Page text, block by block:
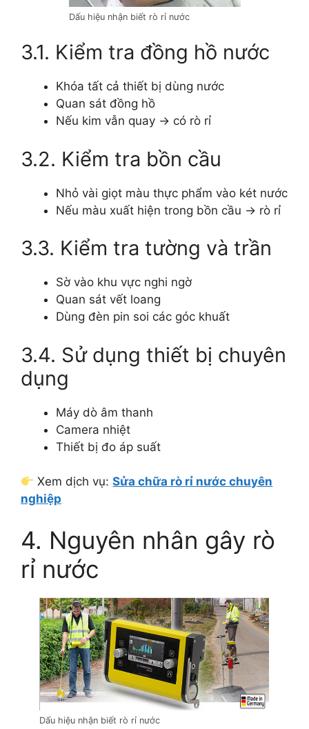
Dấu hiệu nhận biết rò rỉ nước
3.1. Kiểm tra đồng hồ nước
Khóa tất cả thiết bị dùng nước
Quan sát đồng hồ
Nếu kim vẫn quay → có rò rỉ
3.2. Kiểm tra bồn cầu
Nhỏ vài giọt màu thực phẩm vào két nước
Nếu màu xuất hiện trong bồn cầu → rò rỉ
3.3. Kiểm tra tường và trần
Sờ vào khu vực nghi ngờ
Quan sát vết loang
Dùng đèn pin soi các góc khuất
3.4. Sử dụng thiết bị chuyên
dụng
Máy dò âm thanh
Camera nhiệt
Thiết bị đo áp suất
Xem dịch vụ:Sửa chữa rò rỉ nước chuyên
nghiệp
4. Nguyên nhân gây rò
rỉ nước
Dấu hiệu nhận biết rò rỉ nước